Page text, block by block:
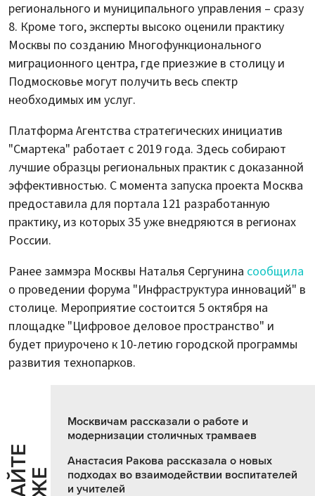
регионального и муниципального управления – сразу
8. Кроме того, эксперты высоко оценили практику
Москвы по созданию Многофункционального
миграционного центра, где приезжие в столицу и
Подмосковье могут получить весь спектр
необходимых им услуг.
Платформа Агентства стратегических инициатив
"Смартека" работает с 2019 года. Здесь собирают
лучшие образцы региональных практик с доказанной
эффективностью. С момента запуска проекта Москва
предоставила для портала 121 разработанную
практику, из которых 35 уже внедряются в регионах
России.
Ранее заммэра Москвы Наталья Сергунина сообщила
о проведении форума "Инфраструктура инноваций" в
столице. Мероприятие состоится 5 октября на
площадке "Цифровое деловое пространство" и
будет приурочено к 10-летию городской программы
развития технопарков.
Москвичам рассказали о работе и
модернизации столичных трамваев
Анастасия Ракова рассказала о новых
подходах во взаимодействии воспитателей
и учителей